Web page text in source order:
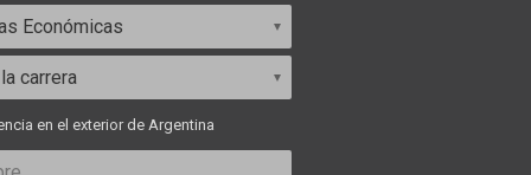
en el exterior de Argentina